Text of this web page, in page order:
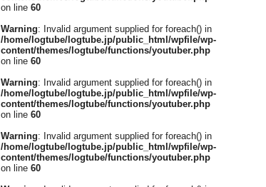
on line 60
Warning: Invalid argument supplied for foreach() in
/home/logtube/logtube.jp/public_html/wpfile/wp-
content/themes/logtube/functions/youtuber.php
on line 60
Warning: Invalid argument supplied for foreach() in
/home/logtube/logtube.jp/public_html/wpfile/wp-
content/themes/logtube/functions/youtuber.php
on line 60
Warning: Invalid argument supplied for foreach() in
/home/logtube/logtube.jp/public_html/wpfile/wp-
content/themes/logtube/functions/youtuber.php
on line 60